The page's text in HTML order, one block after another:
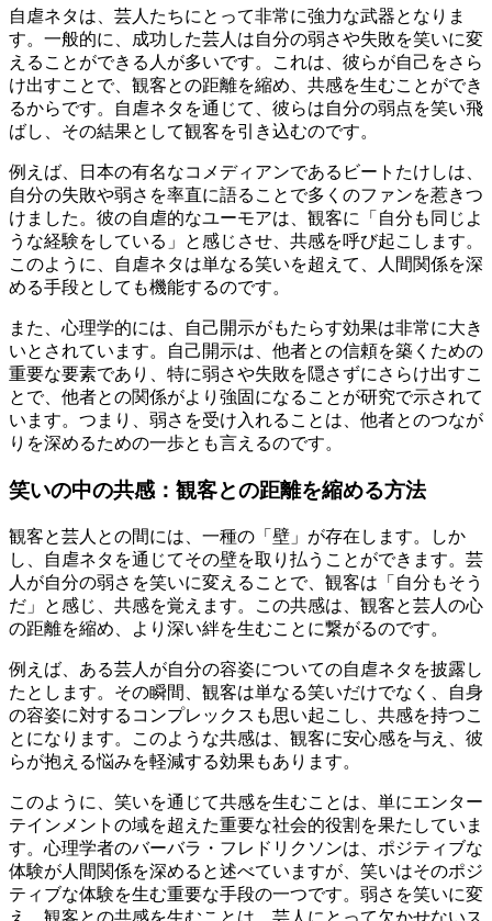
自虐ネタは、芸人たちにとって非常に強力な武器となりま
す。一般的に、成功した芸人は自分の弱さや失敗を笑いに変
えることができる人が多いです。これは、彼らが自己をさら
け出すことで、観客との距離を縮め、共感を生むことができ
るからです。自虐ネタを通じて、彼らは自分の弱点を笑い飛
ばし、その結果として観客を引き込むのです。
例えば、日本の有名なコメディアンであるビートたけしは、
自分の失敗や弱さを率直に語ることで多くのファンを惹きつ
けました。彼の自虐的なユーモアは、観客に「自分も同じよ
うな経験をしている」と感じさせ、共感を呼び起こします。
このように、自虐ネタは単なる笑いを超えて、人間関係を深
める手段としても機能するのです。
また、心理学的には、自己開示がもたらす効果は非常に大き
いとされています。自己開示は、他者との信頼を築くための
重要な要素であり、特に弱さや失敗を隠さずにさらけ出すこ
とで、他者との関係がより強固になることが研究で示されて
います。つまり、弱さを受け入れることは、他者とのつなが
りを深めるための一歩とも言えるのです。
笑いの中の共感：観客との距離を縮める方法
観客と芸人との間には、一種の「壁」が存在します。しか
し、自虐ネタを通じてその壁を取り払うことができます。芸
人が自分の弱さを笑いに変えることで、観客は「自分もそう
だ」と感じ、共感を覚えます。この共感は、観客と芸人の心
の距離を縮め、より深い絆を生むことに繋がるのです。
例えば、ある芸人が自分の容姿についての自虐ネタを披露し
たとします。その瞬間、観客は単なる笑いだけでなく、自身
の容姿に対するコンプレックスも思い起こし、共感を持つこ
とになります。このような共感は、観客に安心感を与え、彼
らが抱える悩みを軽減する効果もあります。
このように、笑いを通じて共感を生むことは、単にエンター
テインメントの域を超えた重要な社会的役割を果たしていま
す。心理学者のバーバラ・フレドリクソンは、ポジティブな
体験が人間関係を深めると述べていますが、笑いはそのポジ
ティブな体験を生む重要な手段の一つです。弱さを笑いに変
え、観客との共感を生むことは、芸人にとって欠かせないス